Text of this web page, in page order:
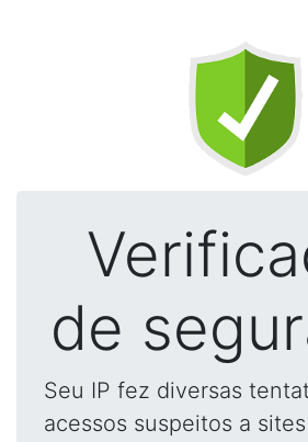
de
Seu IP fez diversas
acessos suspeitos a